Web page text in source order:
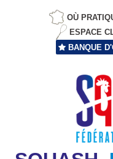
OÙ
ESPACE
BANQUE